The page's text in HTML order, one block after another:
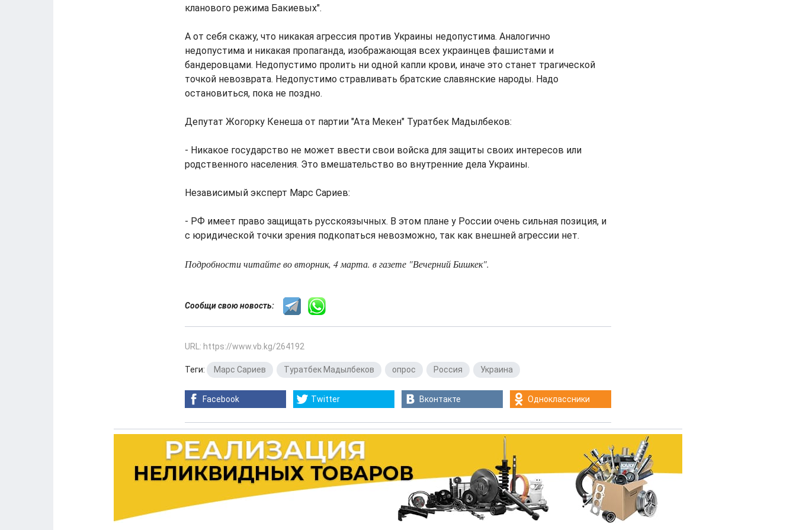
кланового режима Бакиевых".
А от себя скажу, что никакая агрессия против Украины недопустима. Аналогично
недопустима и никакая пропаганда, изображающая всех украинцев фашистами и
бандеровцами. Недопустимо пролить ни одной капли крови, иначе это станет трагической
точкой невозврата. Недопустимо стравливать братские славянские народы. Надо
остановиться, пока не поздно.
Депутат Жогорку Кенеша от партии "Ата Мекен" Туратбек Мадылбеков:
- Никакое государство не может ввести свои войска для защиты своих интересов или
родственного населения. Это вмешательство во внутренние дела Украины.
Независимый эксперт Марс Сариев:
- РФ имеет право защищать русскоязычных. В этом плане у России очень сильная позиция, и
с юридической точки зрения подкопаться невозможно, так как внешней агрессии нет.
Подробности читайте во вторник, 4 марта. в газете "Вечерний Бишкек".
Сообщи свою новость:
URL: https://www.vb.kg/264192
Теги: Марс Сариев Туратбек Мадылбеков опрос Россия Украина
Facebook Twitter Вконтакте Одноклассники